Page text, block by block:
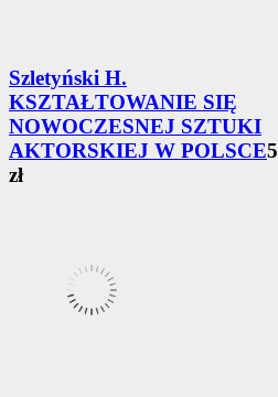
Szletyński H.
KSZTAŁTOWANIE SIĘ
NOWOCZESNEJ SZTUKI
AKTORSKIEJ W POLSCE5
zł